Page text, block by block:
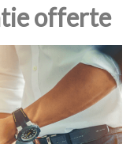
offerte